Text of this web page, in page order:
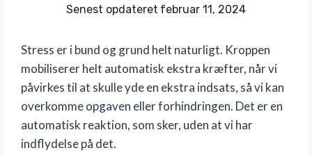
Senest opdateret februar 11, 2024
Stress er i bund og grund helt naturligt. Kroppen
mobiliserer helt automatisk ekstra kræfter, når vi
påvirkes til at skulle yde en ekstra indsats, så vi kan
overkomme opgaven eller forhindringen. Det er en
automatisk reaktion, som sker, uden at vi har
indflydelse på det.